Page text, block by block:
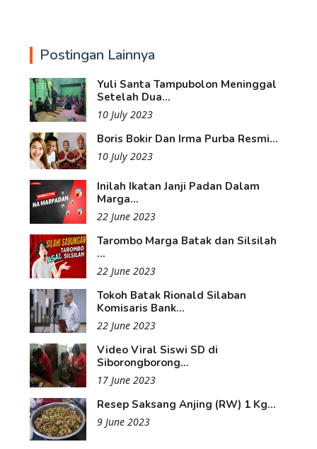
Postingan Lainnya
Yuli Santa Tampubolon Meninggal
Setelah Dua...
10 July 2023
Boris Bokir Dan Irma Purba Resmi...
10 July 2023
Inilah Ikatan Janji Padan Dalam
Marga...
22 June 2023
Tarombo Marga Batak dan Silsilah
...
22 June 2023
Tokoh Batak Rionald Silaban
Komisaris Bank...
22 June 2023
Video Viral Siswi SD di
Siborongborong...
17 June 2023
Resep Saksang Anjing (RW) 1 Kg...
9 June 2023